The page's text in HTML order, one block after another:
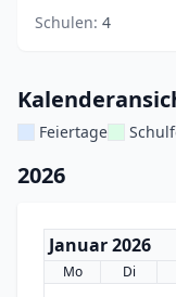
Schulen: 4
Feiertage
2026
Januar 2026
Mo Di